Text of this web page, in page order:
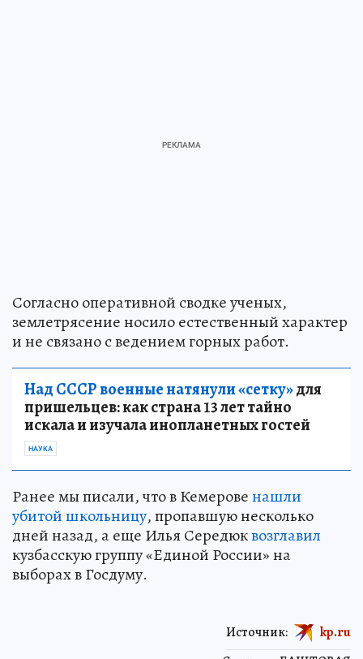
Согласно оперативной сводке ученых,
землетрясение носило естественный характер
и не связано с ведением горных работ.
Над СССР военные натянули «сетку»для
пришельцев: как страна 13 лет тайно
искала и изучала инопланетных гостей
НАУКА
Ранее мы писали, что в Кемеровенашли
убитой школьницу, пропавшую несколько
дней назад, а еще Илья Середюквозглавил
кузбасскую группу «Единой России» на
выборах в Госдуму.
Источник: kp.ru